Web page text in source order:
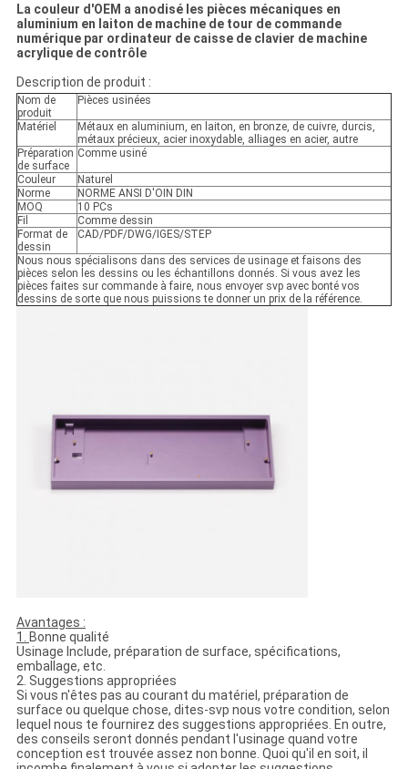
La couleur d'OEM a anodisé les pièces mécaniques en
aluminium en laiton de machine de tour de commande
numérique par ordinateur de caisse de clavier de machine
acrylique de contrôle
Description de produit :
Nom de
produit
Pièces usinées
Matériel
Métaux en aluminium, en laiton, en bronze, de cuivre, durcis,
métaux précieux, acier inoxydable, alliages en acier, autre
Préparation
de surface
Comme usiné
Couleur
Naturel
Norme
NORME ANSI D'OIN DIN
MOQ
10 PCs
Fil
Comme dessin
Format de
dessin
CAD/PDF/DWG/IGES/STEP
Nous nous spécialisons dans des services de usinage et faisons des
pièces selon les dessins ou les échantillons donnés. Si vous avez les
pièces faites sur commande à faire, nous envoyer svp avec bonté vos
dessins de sorte que nous puissions te donner un prix de la référence.
Avantages :
1.
Bonne qualité
Usinage Include, préparation de surface, spécifications,
emballage, etc.
2. Suggestions appropriées
Si vous n'êtes pas au courant du matériel, préparation de
surface ou quelque chose, dites-svp nous votre condition, selon
lequel nous te fournirez des suggestions appropriées. En outre,
des conseils seront donnés pendant l'usinage quand votre
conception est trouvée assez non bonne. Quoi qu'il en soit, il